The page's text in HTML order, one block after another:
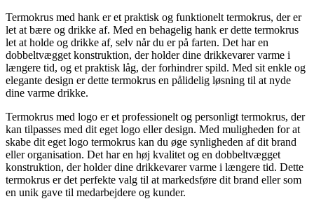
Termokrus med hank er et praktisk og funktionelt termokrus, der er
let at bære og drikke af. Med en behagelig hank er dette termokrus
let at holde og drikke af, selv når du er på farten. Det har en
dobbeltvægget konstruktion, der holder dine drikkevarer varme i
længere tid, og et praktisk låg, der forhindrer spild. Med sit enkle og
elegante design er dette termokrus en pålidelig løsning til at nyde
dine varme drikke.
Termokrus med logo er et professionelt og personligt termokrus, der
kan tilpasses med dit eget logo eller design. Med muligheden for at
skabe dit eget logo termokrus kan du øge synligheden af dit brand
eller organisation. Det har en høj kvalitet og en dobbeltvægget
konstruktion, der holder dine drikkevarer varme i længere tid. Dette
termokrus er det perfekte valg til at markedsføre dit brand eller som
en unik gave til medarbejdere og kunder.